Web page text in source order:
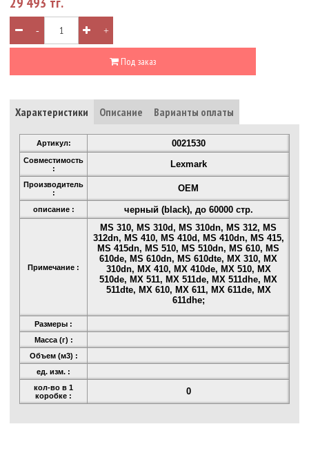
- +
Под заказ
Характеристики Описание Варианты оплаты
Артикул: 0021530
Совместимость
:
Lexmark
Производитель
:
OEM
описание : черный (black), до 60000 стр.
Примечание :
MS 310, MS 310d, MS 310dn, MS 312, MS
312dn, MS 410, MS 410d, MS 410dn, MS 415,
MS 415dn, MS 510, MS 510dn, MS 610, MS
610de, MS 610dn, MS 610dte, MX 310, MX
310dn, MX 410, MX 410de, MX 510, MX
510de, MX 511, MX 511de, MX 511dhe, MX
511dte, MX 610, MX 611, MX 611de, MX
611dhe;
Размеры :
Масса (г) :
Объем (м3) :
ед. изм. :
кол-во в 1
коробке :
0